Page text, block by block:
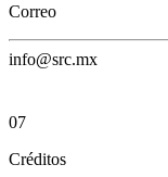
Correo
info@src.mx
07
Créditos